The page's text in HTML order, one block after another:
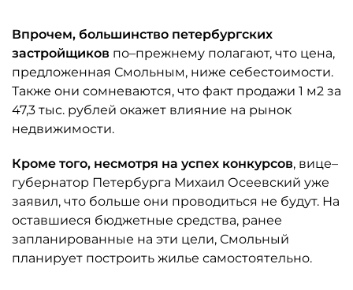
Впрочем, большинство петербургских
застройщиков по–прежнему полагают, что цена,
предложенная Смольным, ниже себестоимости.
Также они сомневаются, что факт продажи 1 м2 за
47,3 тыс. рублей окажет влияние на рынок
недвижимости.
Кроме того, несмотря на успех конкурсов, вице–
губернатор Петербурга Михаил Осеевский уже
заявил, что больше они проводиться не будут. На
оставшиеся бюджетные средства, ранее
запланированные на эти цели, Смольный
планирует построить жилье самостоятельно.